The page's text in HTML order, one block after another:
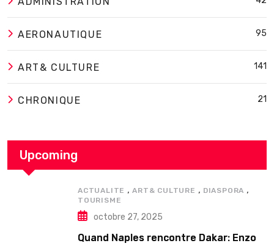
AERONAUTIQUE 95
ART& CULTURE 141
CHRONIQUE 21
Upcoming
ACTUALITE ,ART& CULTURE , DIASPORA ,
TOURISME
octobre 27, 2025
Quand Naples rencontre Dakar: Enzo